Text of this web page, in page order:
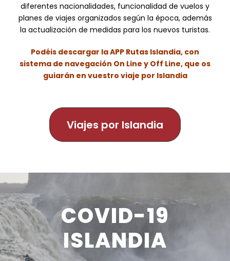
diferentes nacionalidades, funcionalidad de vuelos y
planes de viajes organizados según la época, además
la actualización de medidas para los nuevos turistas.
Podéis descargar la APP Rutas Islandia, con
sistema de navegación On Line y Off Line, que os
guiarán en vuestro viaje por Islandia
Viajes por Islandia
COVID-19
ISLANDIA